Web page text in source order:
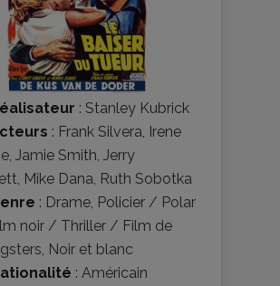
: Stanley Kubrick
: Frank Silvera, Irene
, Jamie Smith, Jerry
, Mike Dana, Ruth Sobotka
: Drame, Policier / Polar
noir / Thriller / Film de
, Noir et blanc
: Américain